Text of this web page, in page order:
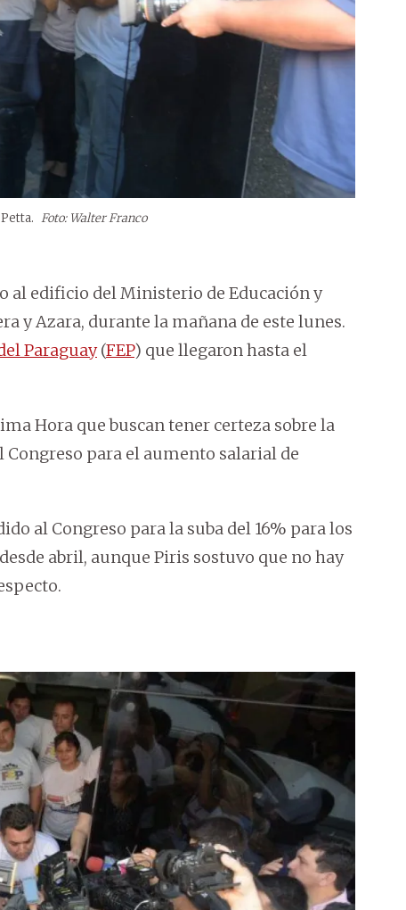
Foto: Walter Franco
al edificio del Ministerio de Educación y
y Azara, durante la mañana de este lunes.
Paraguay(FEP) que llegaron hasta el
Hora que buscan tener certeza sobre la
para el aumento salarial de
al Congreso para la suba del 16% para los
abril, aunque Piris sostuvo que no hay